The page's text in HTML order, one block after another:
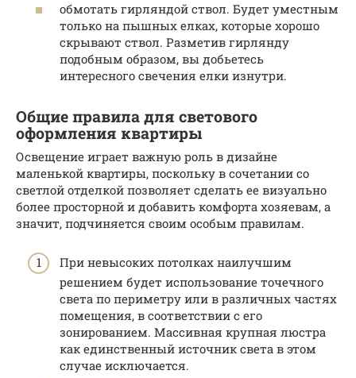
обмотать гирляндой ствол. Будет уместным
только на пышных елках, которые хорошо
скрывают ствол. Разметив гирлянду
подобным образом, вы добьетесь
интересного свечения елки изнутри.
Общие правила для светового
оформления квартиры
Освещение играет важную роль в дизайне
маленькой квартиры, поскольку в сочетании со
светлой отделкой позволяет сделать ее визуально
более просторной и добавить комфорта хозяевам, а
значит, подчиняется своим особым правилам.
При невысоких потолках наилучшим
решением будет использование точечного
света по периметру или в различных частях
помещения, в соответствии с его
зонированием. Массивная крупная люстра
как единственный источник света в этом
случае исключается.